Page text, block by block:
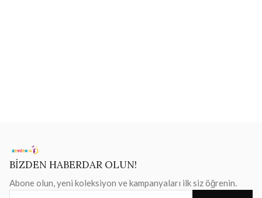
BİZDEN HABERDAR OLUN!
Abone olun, yeni koleksiyon ve kampanyaları ilk siz öğrenin.